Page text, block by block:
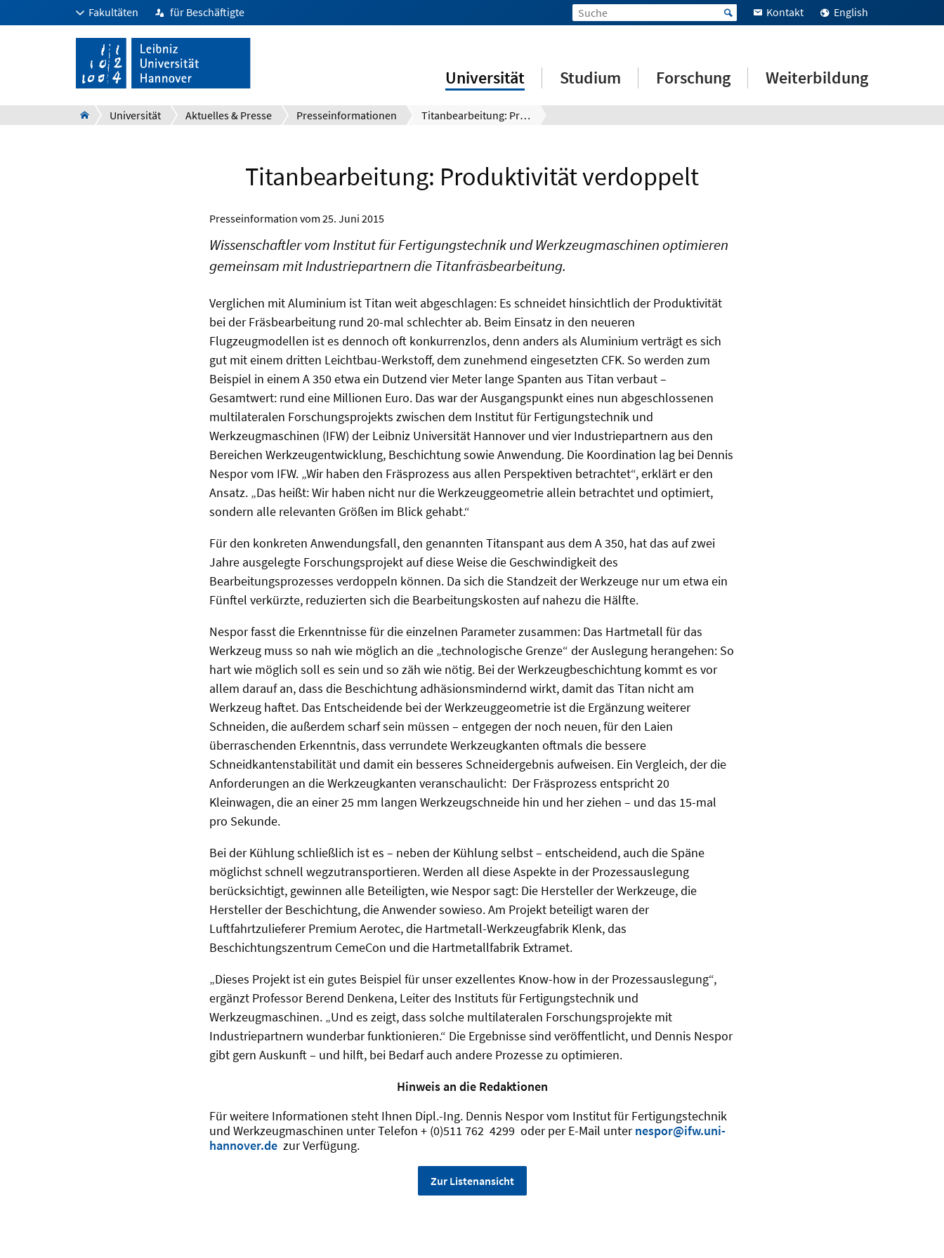
Fakultäten für Beschäftigte Kontakt English
Universität Studium Forschung Weiterbildung
Universität Aktuelles & Presse Presseinformationen Titanbearbeitung: Produktivität verdoppelt
Titanbearbeitung: Produktivität verdoppelt
Presseinformation vom 25. Juni 2015
Wissenschaftler vom Institut für Fertigungstechnik und Werkzeugmaschinen optimieren
gemeinsam mit Industriepartnern die Titanfräsbearbeitung.
Verglichen mit Aluminium ist Titan weit abgeschlagen: Es schneidet hinsichtlich der Produktivität
bei der Fräsbearbeitung rund 20-mal schlechter ab. Beim Einsatz in den neueren
Flugzeugmodellen ist es dennoch oft konkurrenzlos, denn anders als Aluminium verträgt es sich
gut mit einem dritten Leichtbau-Werkstoff, dem zunehmend eingesetzten CFK. So werden zum
Beispiel in einem A 350 etwa ein Dutzend vier Meter lange Spanten aus Titan verbaut –
Gesamtwert: rund eine Millionen Euro. Das war der Ausgangspunkt eines nun abgeschlossenen
multilateralen Forschungsprojekts zwischen dem Institut für Fertigungstechnik und
Werkzeugmaschinen (IFW) der Leibniz Universität Hannover und vier Industriepartnern aus den
Bereichen Werkzeugentwicklung, Beschichtung sowie Anwendung. Die Koordination lag bei Dennis
Nespor vom IFW. „Wir haben den Fräsprozess aus allen Perspektiven betrachtet“, erklärt er den
Ansatz. „Das heißt: Wir haben nicht nur die Werkzeuggeometrie allein betrachtet und optimiert,
sondern alle relevanten Größen im Blick gehabt.“
Für den konkreten Anwendungsfall, den genannten Titanspant aus dem A 350, hat das auf zwei
Jahre ausgelegte Forschungsprojekt auf diese Weise die Geschwindigkeit des
Bearbeitungsprozesses verdoppeln können. Da sich die Standzeit der Werkzeuge nur um etwa ein
Fünftel verkürzte, reduzierten sich die Bearbeitungskosten auf nahezu die Hälfte.
Nespor fasst die Erkenntnisse für die einzelnen Parameter zusammen: Das Hartmetall für das
Werkzeug muss so nah wie möglich an die „technologische Grenze“ der Auslegung herangehen: So
hart wie möglich soll es sein und so zäh wie nötig. Bei der Werkzeugbeschichtung kommt es vor
allem darauf an, dass die Beschichtung adhäsionsmindernd wirkt, damit das Titan nicht am
Werkzeug haftet. Das Entscheidende bei der Werkzeuggeometrie ist die Ergänzung weiterer
Schneiden, die außerdem scharf sein müssen – entgegen der noch neuen, für den Laien
überraschenden Erkenntnis, dass verrundete Werkzeugkanten oftmals die bessere
Schneidkantenstabilität und damit ein besseres Schneidergebnis aufweisen. Ein Vergleich, der die
Anforderungen an die Werkzeugkanten veranschaulicht: Der Fräsprozess entspricht 20
Kleinwagen, die an einer 25 mm langen Werkzeugschneide hin und her ziehen – und das 15-mal
pro Sekunde.
Bei der Kühlung schließlich ist es – neben der Kühlung selbst – entscheidend, auch die Späne
möglichst schnell wegzutransportieren. Werden all diese Aspekte in der Prozessauslegung
berücksichtigt, gewinnen alle Beteiligten, wie Nespor sagt: Die Hersteller der Werkzeuge, die
Hersteller der Beschichtung, die Anwender sowieso. Am Projekt beteiligt waren der
Luftfahrtzulieferer Premium Aerotec, die Hartmetall-Werkzeugfabrik Klenk, das
Beschichtungszentrum CemeCon und die Hartmetallfabrik Extramet.
„Dieses Projekt ist ein gutes Beispiel für unser exzellentes Know-how in der Prozessauslegung“,
ergänzt Professor Berend Denkena, Leiter des Instituts für Fertigungstechnik und
Werkzeugmaschinen. „Und es zeigt, dass solche multilateralen Forschungsprojekte mit
Industriepartnern wunderbar funktionieren.“ Die Ergebnisse sind veröffentlicht, und Dennis Nespor
gibt gern Auskunft – und hilft, bei Bedarf auch andere Prozesse zu optimieren.
Hinweis an die Redaktionen
Für weitere Informationen steht Ihnen Dipl.-Ing. Dennis Nespor vom Institut für Fertigungstechnik
und Werkzeugmaschinen unter Telefon + (0)511 762 4299 oder per E-Mail unternespor@ifw.uni-
hannover.de zur Verfügung.
Zur Listenansicht